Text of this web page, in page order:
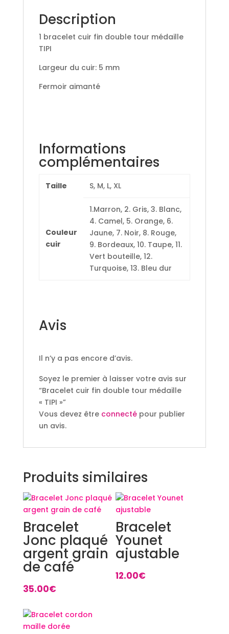
Description
1 bracelet cuir fin double tour médaille
TIPI
Largeur du cuir: 5 mm
Fermoir aimanté
Informations
complémentaires
Taille S, M, L, XL
Couleur
cuir
1.Marron, 2. Gris, 3. Blanc,
4. Camel, 5. Orange, 6.
Jaune, 7. Noir, 8. Rouge,
9. Bordeaux, 10. Taupe, 11.
Vert bouteille, 12.
Turquoise, 13. Bleu dur
Avis
Il n’y a pas encore d’avis.
Soyez le premier à laisser votre avis sur
“Bracelet cuir fin double tour médaille
« TIPI »”
Vous devez être connectépour publier
un avis.
Produits similaires
Bracelet
Jonc plaqué
argent grain
de café
35.00€
Bracelet
Younet
ajustable
12.00€